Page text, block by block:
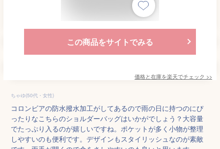
この商品をサイトでみる
価格と在庫を楽天でチェック >>
ちゃゆ(50代・女性)
コロンビアの防水撥水加工がしてあるので雨の日に持つのにぴ
ったりなこちらのショルダーバッグはいかがでしょう？大容量
でたっぷり入るのが嬉しいですね。ポケットが多く小物が整理
しやすいのも便利です。デザインもスタイリッシュなのが素敵